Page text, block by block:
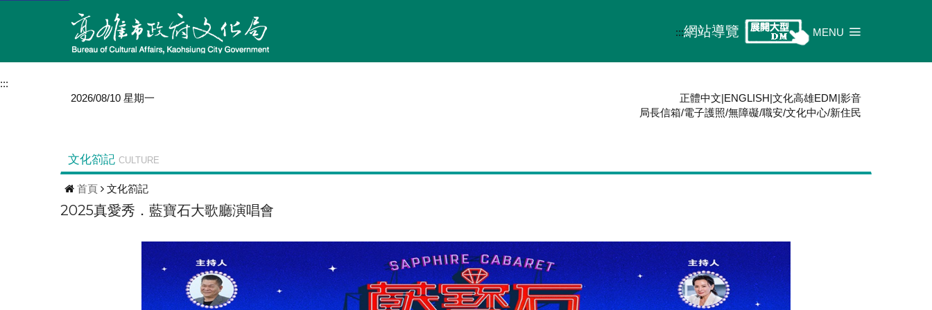
:::網站導覽 MENU
:::
2026/08/10 星期一
正體中文|ENGLISH|文化高雄EDM|影音
局長信箱/電子護照/無障礙/職安/文化中心/新住民
文化箚記 CULTURE
首頁 文化箚記
2025真愛秀．藍寶石大歌廳演唱會